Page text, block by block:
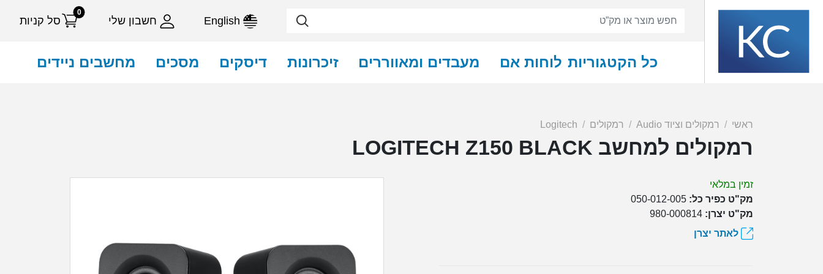
חשבון שלי סל קניות
0
כל הקטגוריות לוחות אם מעבדים ומאווררים זיכרונות דיסקים מסכים מחשבים ניידים
ראשי רמקולים וציוד Audio רמקולים Logitech
רמקולים למחשב LOGITECH Z150 BLACK
זמין במלאי
מק"ט כפיר כל: 050-012-005
מק"ט יצרן: 980-000814
לאתר יצרן